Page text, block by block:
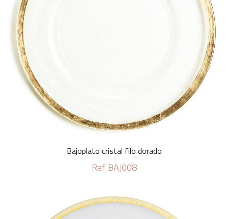
Bajoplato cristal filo dorado
Ref. BAJ008